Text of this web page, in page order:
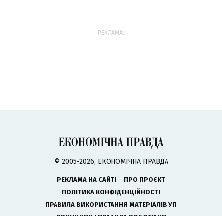
РЕКЛАМА:
© 2005-2026, ЕКОНОМІЧНА ПРАВДА
РЕКЛАМА НА САЙТІ
ПРО ПРОЄКТ
ПОЛІТИКА КОНФІДЕНЦІЙНОСТІ
ПРАВИЛА ВИКОРИСТАННЯ МАТЕРІАЛІВ УП